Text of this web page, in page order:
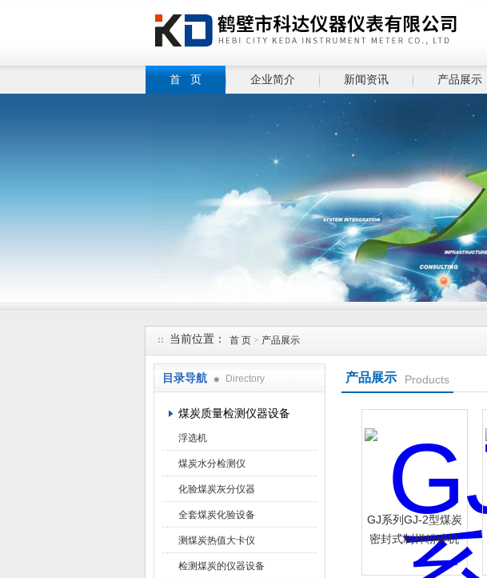
首 页 企业简介 新闻资讯 产品展示
当前位置： 首 页 > 产品展示
目录导航 Directory
煤炭质量检测仪器设备
浮选机
煤炭水分检测仪
化验煤炭灰分仪器
全套煤炭化验设备
测煤炭热值大卡仪
检测煤炭的仪器设备
产品展示 Products
GJ系列GJ-2型煤炭
密封式制样粉碎机